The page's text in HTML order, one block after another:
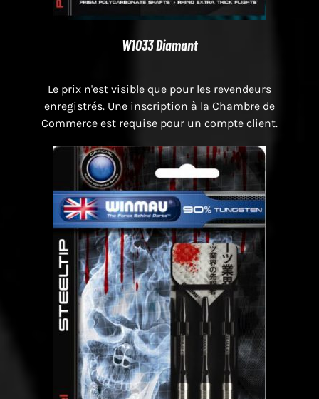
W1033 Diamant
Le prix n'est visible que pour les revendeurs
enregistrés. Une inscription à la Chambre de
Commerce est requise pour un compte client.